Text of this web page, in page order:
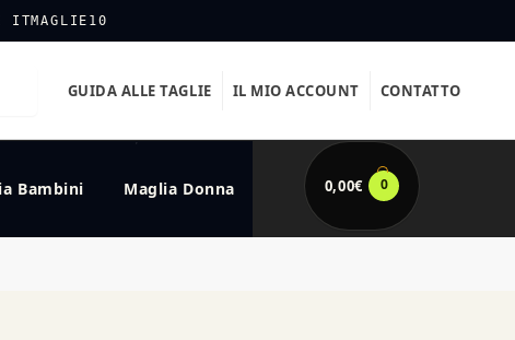
ITMAGLIE10
GUIDA ALLE TAGLIE IL MIO ACCOUNT CONTATTO
Bambini Maglia Donna 0,00€ 0